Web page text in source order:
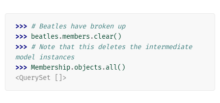
>>> # Beatles have broken up
>>> beatles .members .clear()
>>> # Note that this deletes the intermediate
model instances
>>> Membership.objects .all()
<QuerySet []>